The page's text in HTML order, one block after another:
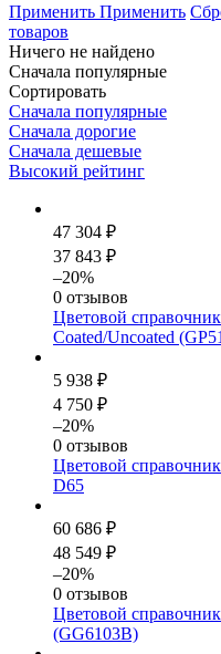
Применить Применить
товаров
Ничего не найдено
Сначала популярные
Сортировать
Сначала популярные
Сначала дорогие
Сначала дешевые
Высокий рейтинг
47 304 ₽
37 843 ₽
–20%
0 отзывов
Цветовой
Coated/Uncoated
5 938 ₽
4 750 ₽
–20%
0 отзывов
Цветовой
D65
60 686 ₽
48 549 ₽
–20%
0 отзывов
Цветовой
(GG6103B)